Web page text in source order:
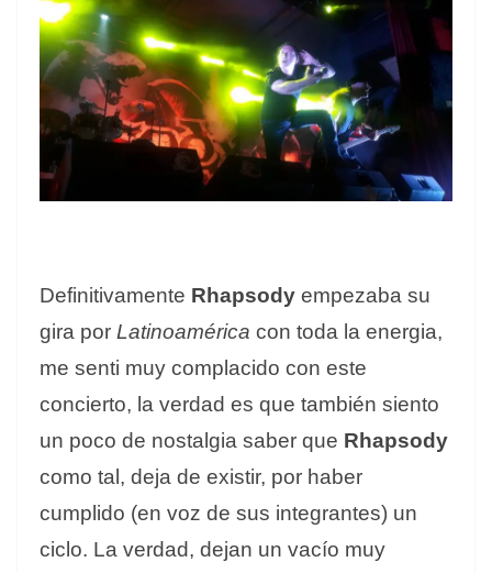
Definitivamente Rhapsody empezaba su
gira por Latinoamérica con toda la energia,
me senti muy complacido con este
concierto, la verdad es que también siento
un poco de nostalgia saber que Rhapsody
como tal, deja de existir, por haber
cumplido (en voz de sus integrantes) un
ciclo. La verdad, dejan un vacío muy